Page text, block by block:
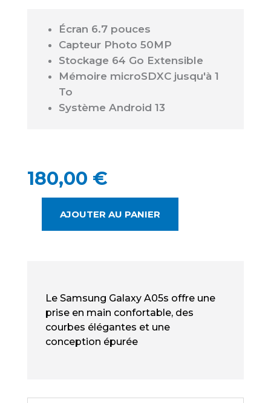
Écran 6.7 pouces
Capteur Photo 50MP
Stockage 64 Go Extensible
Mémoire microSDXC jusqu'à 1
To
Système Android 13
180,00 €
QUANTITÉ
SMARTPHONE
POUCES
AJOUTER AU PANIER
Le Samsung Galaxy A05s offre une
prise en main confortable, des
courbes élégantes et une
conception épurée